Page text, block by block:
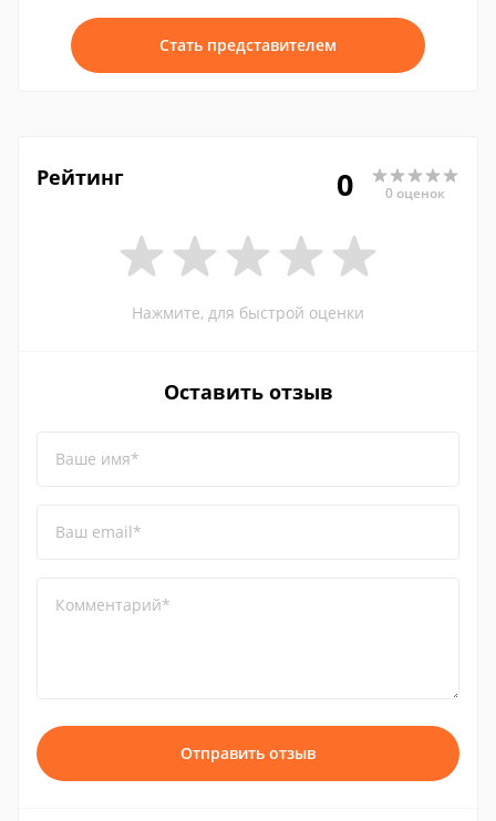
Стать представителем
Рейтинг 0 0 оценок
Нажмите, для быстрой оценки
Оставить отзыв
Ваше имя*
Ваш email*
Комментарий*
Отправить отзыв